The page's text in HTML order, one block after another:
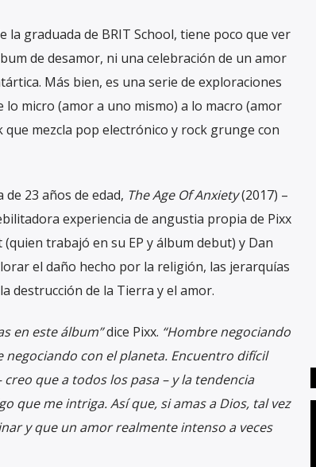
graduada de BRIT School, tiene poco que ver
de desamor, ni una celebración de un amor
Más bien, es una serie de exploraciones
micro (amor a uno mismo) a lo macro (amor
mezcla pop electrónico y rock grunge con
23 años de edad, The Age Of Anxiety(2017) –
experiencia de angustia propia de Pixx
trabajó en su EP y álbum debut) y Dan
el daño hecho por la religión, las jerarquías
destrucción de la Tierra y el amor.
en este álbum”dice Pixx. “Hombre negociando
con el planeta. Encuentro difícil
que a todos los pasa – y la tendencia
que me intriga. Así que, si amas a Dios, tal vez
y que un amor realmente intenso a veces